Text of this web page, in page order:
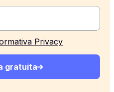
Privacy
gratuita